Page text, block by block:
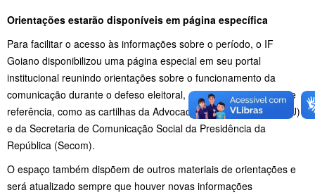
Orientações estarão disponíveis em página específica
Para facilitar o acesso às informações sobre o período, o IF
Goiano disponibilizou uma página especial em seu portal
institucional reunindo orientações sobre o funcionamento da
comunicação durante o defeso eleitoral, além de documentos de
referência, como as cartilhas da Advocacia-Geral da União (AGU)
e da Secretaria de Comunicação Social da Presidência da
República (Secom).
O espaço também dispõem de outros materiais de orientações e
será atualizado sempre que houver novas informações